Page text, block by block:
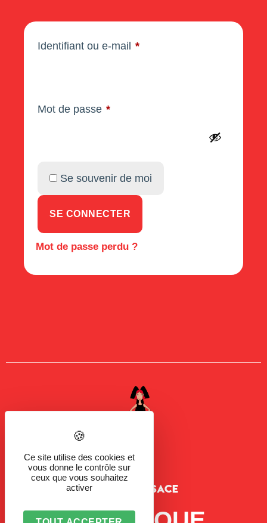
Identifiant ou e-mail *
Mot de passe *
Se souvenir de moi
SE CONNECTER
Mot de passe perdu ?
MADE IN ALSACE
Ce site utilise des cookies et
vous donne le contrôle sur
ceux que vous souhaitez
activer